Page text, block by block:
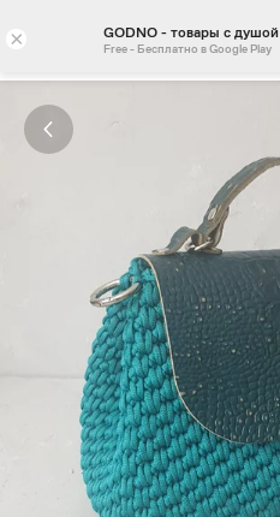
× GODNO - товары с душой
Free - Бесплатно в Google Play